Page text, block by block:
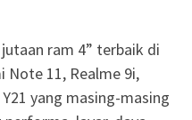
ram 4” terbaik di
Note 11, Realme 9i,
yang masing-masing